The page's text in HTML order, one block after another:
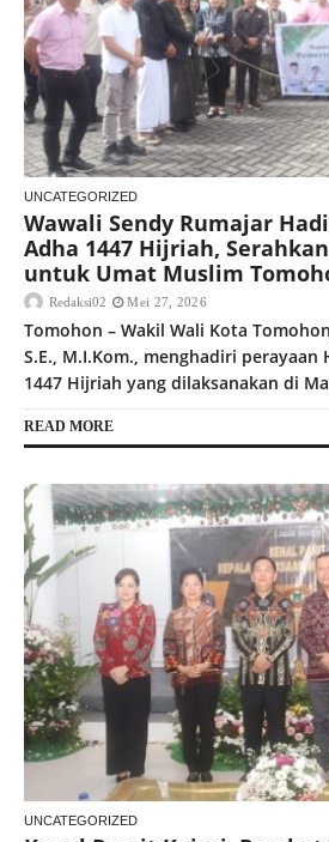
UNCATEGORIZED
Wawali Sendy Rumajar
Adha 1447 Hijriah,
untuk Umat Muslim
Redaksi02 Mei 27, 2026
Tomohon – Wakil Wali Kota
S.E., M.I.Kom., menghadiri perayaan
1447 Hijriah yang dilaksanakan di
READ MORE
UNCATEGORIZED